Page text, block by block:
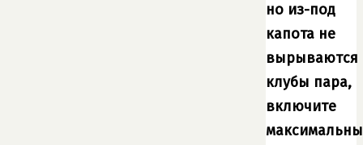
но из-под
капота не
вырываются
клубы пара,
включите